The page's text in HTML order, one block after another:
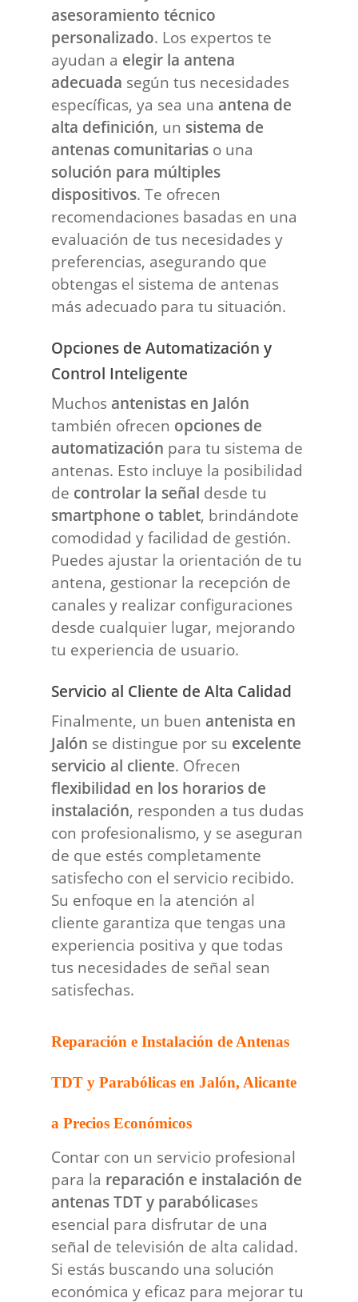
asesoramiento técnico
personalizado. Los expertos te
ayudan a elegir la antena
adecuada según tus necesidades
específicas, ya sea una antena de
alta definición, un sistema de
antenas comunitarias o una
solución para múltiples
dispositivos. Te ofrecen
recomendaciones basadas en una
evaluación de tus necesidades y
preferencias, asegurando que
obtengas el sistema de antenas
más adecuado para tu situación.
Opciones de Automatización y
Control Inteligente
Muchos antenistas en Jalón
también ofrecen opciones de
automatización para tu sistema de
antenas. Esto incluye la posibilidad
de controlar la señal desde tu
smartphone o tablet, brindándote
comodidad y facilidad de gestión.
Puedes ajustar la orientación de tu
antena, gestionar la recepción de
canales y realizar configuraciones
desde cualquier lugar, mejorando
tu experiencia de usuario.
Servicio al Cliente de Alta Calidad
Finalmente, un buen antenista en
Jalón se distingue por su excelente
servicio al cliente. Ofrecen
flexibilidad en los horarios de
instalación, responden a tus dudas
con profesionalismo, y se aseguran
de que estés completamente
satisfecho con el servicio recibido.
Su enfoque en la atención al
cliente garantiza que tengas una
experiencia positiva y que todas
tus necesidades de señal sean
satisfechas.
Reparación e Instalación de Antenas
TDT y Parabólicas en Jalón, Alicante
a Precios Económicos
Contar con un servicio profesional
para la reparación e instalación de
antenas TDT y parabólicases
esencial para disfrutar de una
señal de televisión de alta calidad.
Si estás buscando una solución
económica y eficaz para mejorar tu